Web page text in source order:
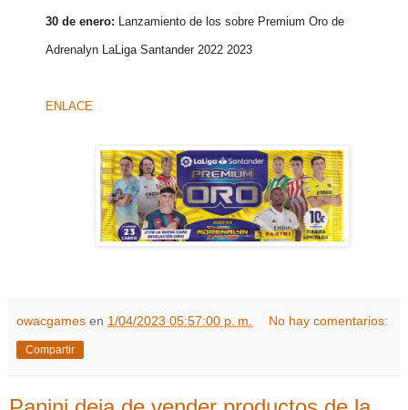
30 de enero: Lanzamiento de los sobre Premium Oro de
Adrenalyn LaLiga Santander 2022 2023
ENLACE
owacgames en 1/04/2023 05:57:00 p. m. No hay comentarios:
Compartir